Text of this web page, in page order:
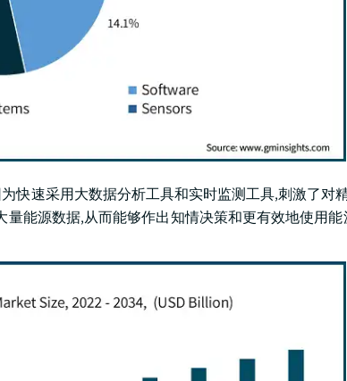
快速采用大数据分析工具和实时监测工具,刺激了对
能源数据,从而能够作出知情决策和更有效地使用